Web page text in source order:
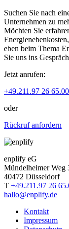
Suchen Sie nach
Unternehmen zu
Möchten Sie
eben beim Thema
Sie uns ins
Jetzt anrufen:
+49.211.97 26 65.00
oder
Rückruf anfordern
enplify eG
Mündelheimer Weg
40472 Düsseldorf
T +49.211.97 26
hallo@enplify.de
Kontakt
Impressum